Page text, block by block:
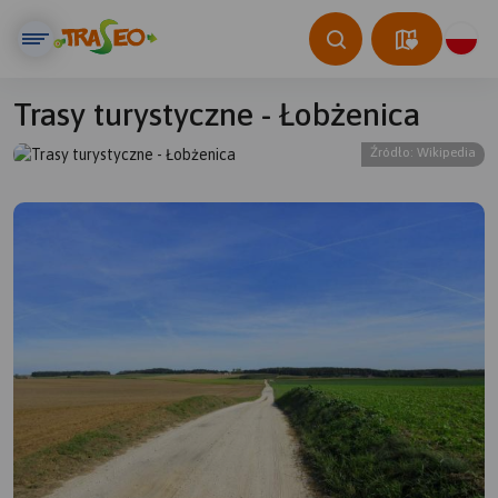
Trasy turystyczne - Łobżenica
Źródło: Wikipedia
© Traseo Map © OpenMapTiles © OpenStreetMap contributors